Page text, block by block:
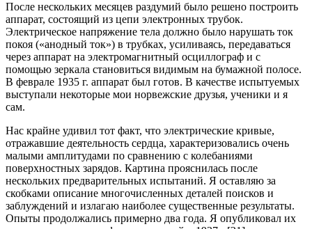
После нескольких месяцев раздумий было решено построить
аппарат, состоящий из цепи электронных трубок.
Электрическое напряжение тела должно было нарушать ток
покоя («анодный ток») в трубках, усиливаясь, передаваться
через аппарат на электромагнитный осциллограф и с
помощью зеркала становиться видимым на бумажной полосе.
В феврале 1935 г. аппарат был готов. В качестве испытуемых
выступали некоторые мои норвежские друзья, ученики и я
сам.
Нас крайне удивил тот факт, что электрические кривые,
отражавшие деятельность сердца, характеризовались очень
малыми амплитудами по сравнению с колебаниями
поверхностных зарядов. Картина прояснилась после
нескольких предварительных испытаний. Я оставляю за
скобками описание многочисленных деталей поисков и
заблуждений и излагаю наиболее существенные результаты.
Опыты продолжались примерно два года. Я опубликовал их